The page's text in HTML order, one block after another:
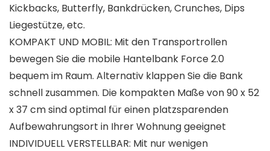
Kickbacks, Butterfly, Bankdrücken, Crunches, Dips
Liegestütze, etc.
KOMPAKT UND MOBIL: Mit den Transportrollen
bewegen Sie die mobile Hantelbank Force 2.0
bequem im Raum. Alternativ klappen Sie die Bank
schnell zusammen. Die kompakten Maße von 90 x 52
x 37 cm sind optimal für einen platzsparenden
Aufbewahrungsort in Ihrer Wohnung geeignet
INDIVIDUELL VERSTELLBAR: Mit nur wenigen